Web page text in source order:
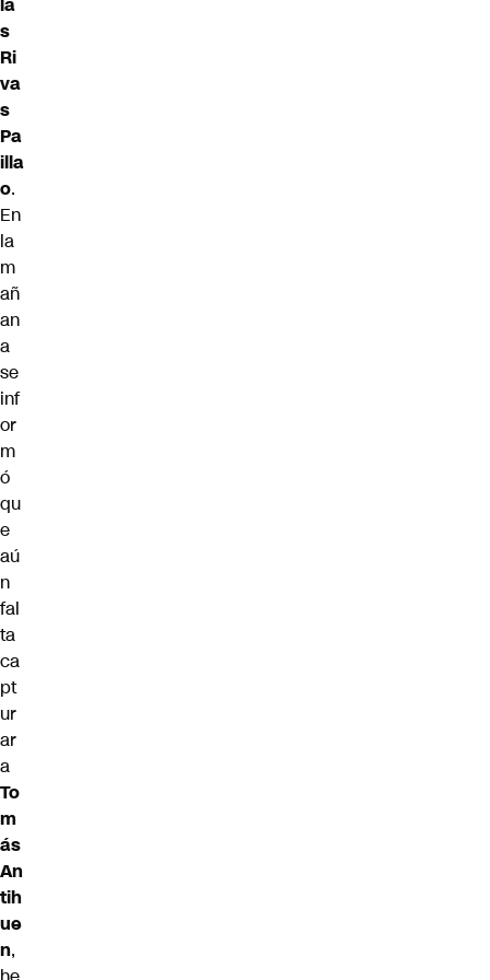
s
Ri
va
s
Pa
illa
o.
En
la
m
añ
an
a
se
inf
or
m
ó
qu
e
aú
n
fal
ta
ca
pt
ur
ar
a
To
m
ás
An
tih
ue
n,